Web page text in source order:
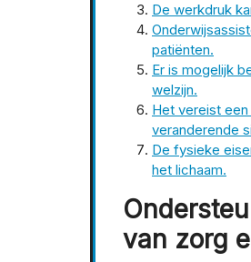
De werkdruk
patiënten.
Er is mogelijk
welzijn.
Het vereist
veranderende
De fysieke
het lichaam.
van zorg